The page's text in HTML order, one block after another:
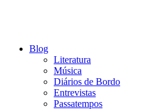
Blog
Literatura
Música
Diários de Bordo
Entrevistas
Passatempos